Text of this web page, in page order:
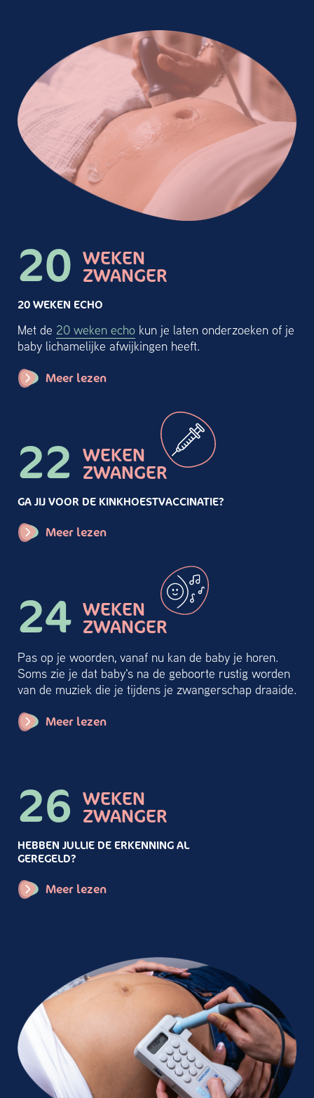
20 WEKEN
ZWANGER
20 WEKEN ECHO
Met de 20 weken echo kun je laten onderzoeken of je
baby lichamelijke afwijkingen heeft.
Meer lezen
22 WEKEN
ZWANGER
GA JIJ VOOR DE KINKHOESTVACCINATIE?
Meer lezen
24 WEKEN
ZWANGER
Pas op je woorden, vanaf nu kan de baby je horen.
Soms zie je dat baby's na de geboorte rustig worden
van de muziek die je tijdens je zwangerschap draaide.
Meer lezen
26 WEKEN
ZWANGER
HEBBEN JULLIE DE ERKENNING AL
GEREGELD?
Meer lezen